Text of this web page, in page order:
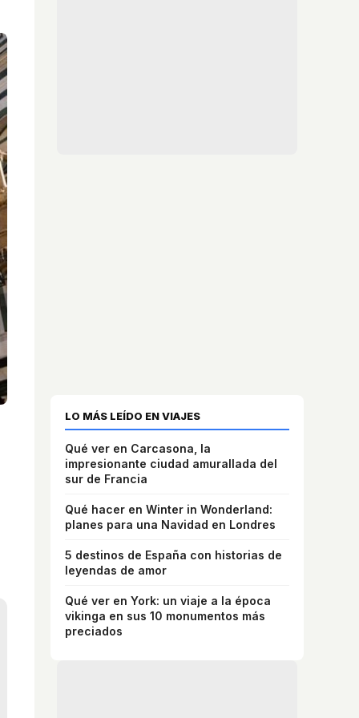
LO MÁS LEÍDO EN VIAJES
Qué ver en Carcasona, la
impresionante ciudad amurallada del
sur de Francia
Qué hacer en Winter in Wonderland:
planes para una Navidad en Londres
5 destinos de España con historias de
leyendas de amor
Qué ver en York: un viaje a la época
vikinga en sus 10 monumentos más
preciados